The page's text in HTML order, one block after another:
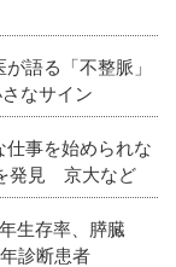
語る「不整脈」
なサイン
仕事を始められな
発見 京大など
生存率、膵臓
診断患者